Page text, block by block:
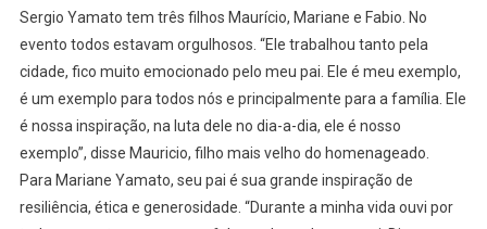
Sergio Yamato tem três filhos Maurício, Mariane e Fabio. No
evento todos estavam orgulhosos. “Ele trabalhou tanto pela
cidade, fico muito emocionado pelo meu pai. Ele é meu exemplo,
é um exemplo para todos nós e principalmente para a família. Ele
é nossa inspiração, na luta dele no dia-a-dia, ele é nosso
exemplo”, disse Mauricio, filho mais velho do homenageado.
Para Mariane Yamato, seu pai é sua grande inspiração de
resiliência, ética e generosidade. “Durante a minha vida ouvi por